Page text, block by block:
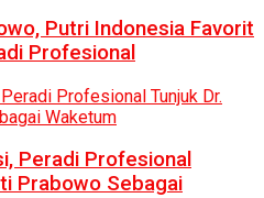
Putri Indonesia Favorit
Profesional
Peradi Profesional
Prabowo Sebagai